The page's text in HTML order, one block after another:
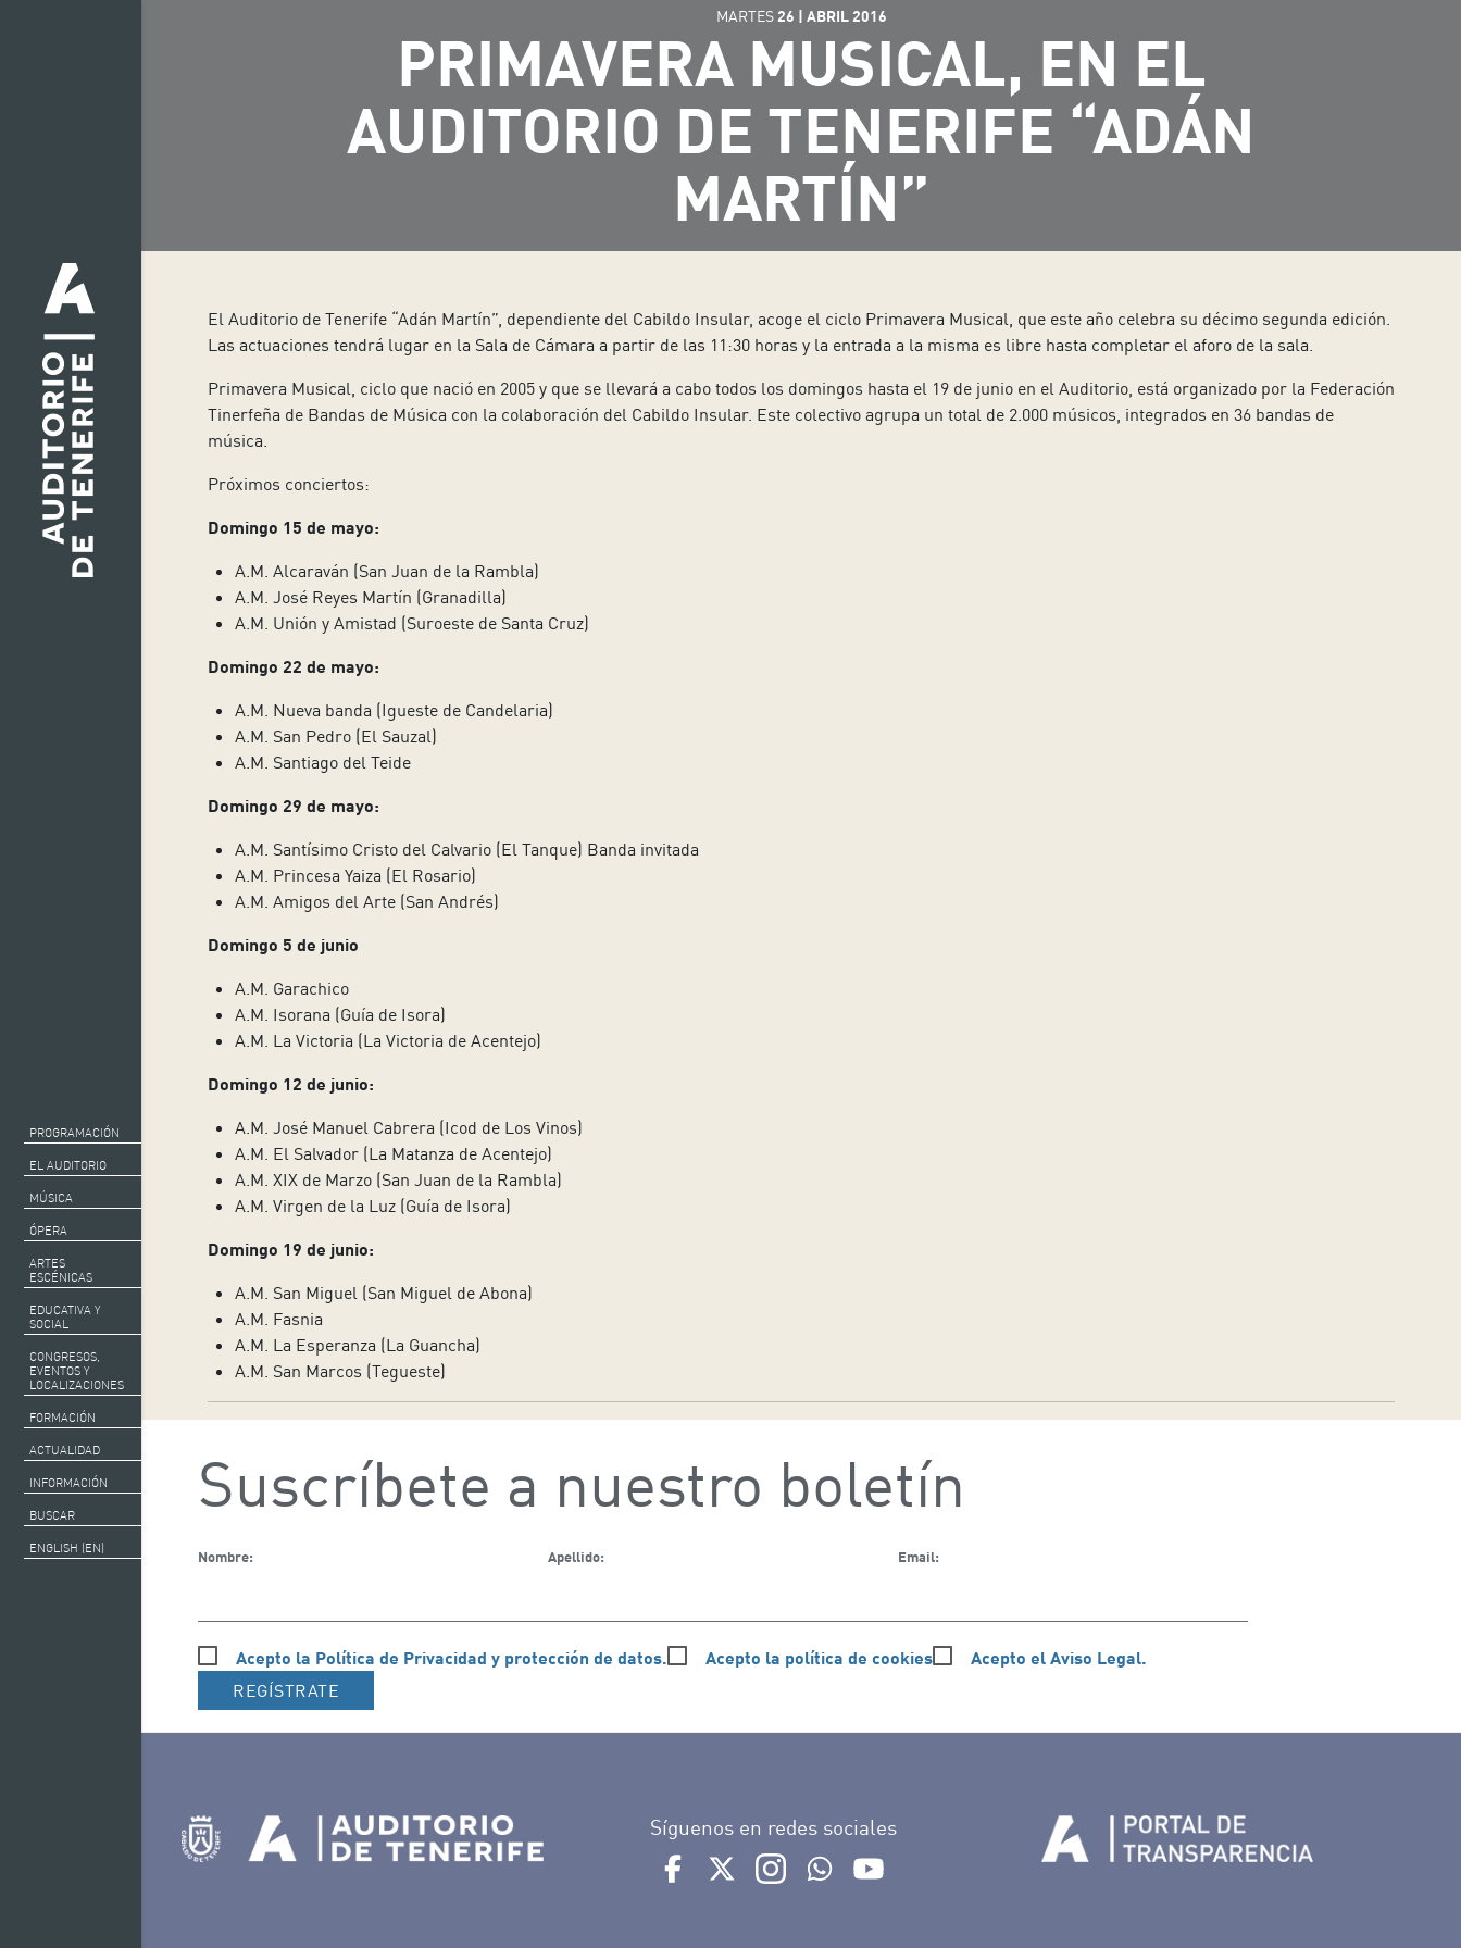
PROGRAMACIÓN
EL AUDITORIO
MÚSICA
ÓPERA
ARTES
ESCÉNICAS
EDUCATIVA Y
SOCIAL
CONGRESOS,
EVENTOS Y
LOCALIZACIONES
FORMACIÓN
ACTUALIDAD
INFORMACIÓN
BUSCAR
ENGLISH (EN)
MARTES 26 | ABRIL 2016
PRIMAVERA MUSICAL, EN EL
AUDITORIO DE TENERIFE “ADÁN
MARTÍN”
El Auditorio de Tenerife “Adán Martín”, dependiente del Cabildo Insular, acoge el ciclo Primavera Musical, que este año celebra su décimo segunda edición.
Las actuaciones tendrá lugar en la Sala de Cámara a partir de las 11:30 horas y la entrada a la misma es libre hasta completar el aforo de la sala.
Primavera Musical, ciclo que nació en 2005 y que se llevará a cabo todos los domingos hasta el 19 de junio en el Auditorio, está organizado por la Federación
Tinerfeña de Bandas de Música con la colaboración del Cabildo Insular. Este colectivo agrupa un total de 2.000 músicos, integrados en 36 bandas de
música.
Próximos conciertos:
Domingo 15 de mayo:
A.M. Alcaraván (San Juan de la Rambla)
A.M. José Reyes Martín (Granadilla)
A.M. Unión y Amistad (Suroeste de Santa Cruz)
Domingo 22 de mayo:
A.M. Nueva banda (Igueste de Candelaria)
A.M. San Pedro (El Sauzal)
A.M. Santiago del Teide
Domingo 29 de mayo:
A.M. Santísimo Cristo del Calvario (El Tanque) Banda invitada
A.M. Princesa Yaiza (El Rosario)
A.M. Amigos del Arte (San Andrés)
Domingo 5 de junio
A.M. Garachico
A.M. Isorana (Guía de Isora)
A.M. La Victoria (La Victoria de Acentejo)
Domingo 12 de junio:
A.M. José Manuel Cabrera (Icod de Los Vinos)
A.M. El Salvador (La Matanza de Acentejo)
A.M. XIX de Marzo (San Juan de la Rambla)
A.M. Virgen de la Luz (Guía de Isora)
Domingo 19 de junio:
A.M. San Miguel (San Miguel de Abona)
A.M. Fasnia
A.M. La Esperanza (La Guancha)
A.M. San Marcos (Tegueste)
Suscríbete a nuestro boletín
Nombre: Apellido: Email:
Acepto la Política de Privacidad y protección de datos. Acepto la política de cookies Acepto el Aviso Legal.
REGÍSTRATE
Síguenos en redes sociales
Ir a perfil de Auditorio de Tenerife en Facebook
Ir a perfil de Auditorio de Tenerife en Twitter
Ir a perfil de Auditorio de Tenerife en Instagram
Ir al Boletín Whatsapp de Auditorio de Tenerife
Ir al perfil de Auditorio de Tenerife en Youtube